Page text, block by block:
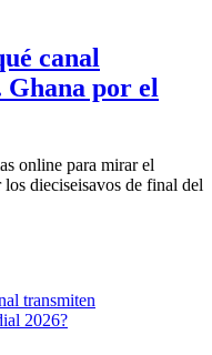
canal
por el
online para mirar el
dieciseisavos de final del